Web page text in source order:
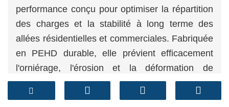
performance conçu pour optimiser la répartition
des charges et la stabilité à long terme des
allées résidentielles et commerciales. Fabriquée
en PEHD durable, elle prévient efficacement
l'orniérage, l'érosion et la déformation de
surface tout en supportant les revêtements
perméables.